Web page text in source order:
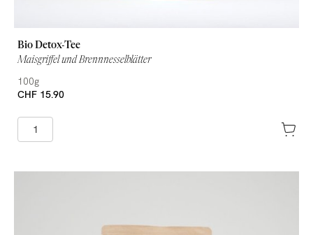
Bio Detox-Tee
Maisgriffel und Brennnesselblätter
100g
CHF 15.90